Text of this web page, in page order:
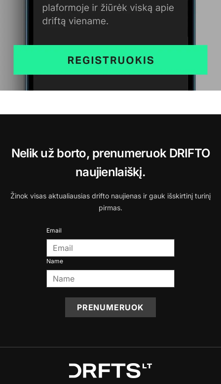
Nelik už borto, prenumeruok DRIFTO
naujienlaiškį.
Žinok visas aktualiausias drifto naujienas ir gauk išskirtinį turinį
pirmas.
Email
Name
PRENUMERUOK